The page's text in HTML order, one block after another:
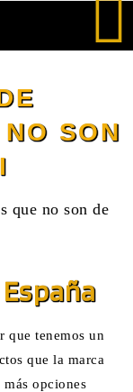
SON
que tenemos un
que la marca
opciones